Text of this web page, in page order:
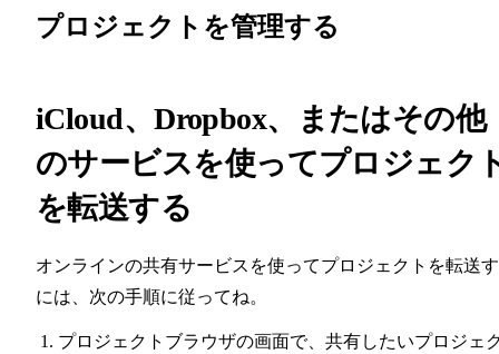
プロジェクトを管理する
iCloud、Dropbox、またはその他
のサービスを使ってプロジェク
を転送する
オンラインの共有サービスを使ってプロジェクトを転送
には、次の手順に従ってね。
プロジェクトブラウザの画面で、共有したいプロジェ